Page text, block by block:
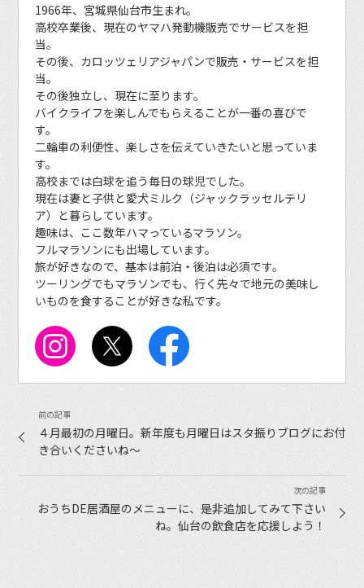
1966年、宮城県仙台市生まれ。
高校卒業後、現在のヤマハ発動機販売でサービスを担
当。
その後、カロッツェリアジャパンで販売・サービスを担
当。
その後独立し、現在に至ります。
バイクライフを楽しんでもらえることが一番の喜びで
す。
二輪車の利便性、楽しさを伝えていきたいと思っていま
す。
高校までは白球を追う毎日の球児でした。
現在は妻と子供と愛犬ミルク（ジャックラッセルテリ
ア）と暮らしています。
趣味は、ここ数年ハマっているマラソン。
フルマラソンにも出場しています。
旅が好きなので、基本は前泊・後泊は必須です。
ツーリングでもマラソンでも、行く先々で地元の美味し
いものを食することが好きな私です。
４月最初の月曜日。新年度も月曜日はスタ振りブログにお付
き合いくださいね〜
おうちDE居酒屋のメニューに、是非追加してみて下さい
ね。仙台の飲食店を応援しよう！